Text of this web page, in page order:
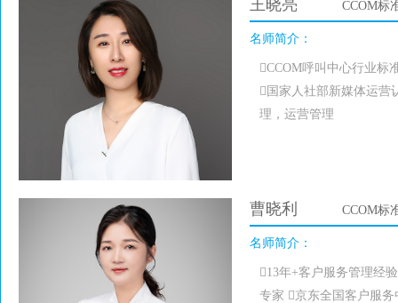
王晓亮 CCOM标
名师简介：
CCOM呼叫中心行业标
国家人社部新媒体运营
理，运营管理
曹晓利 CCOM标
名师简介：
13年+客户服务管理经
专家 京东全国客户服